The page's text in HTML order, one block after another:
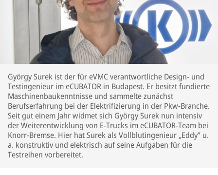
György Surek ist der für eVMC verantwortliche Design- und
Testingenieur im eCUBATOR in Budapest. Er besitzt fundierte
Maschinenbaukenntnisse und sammelte zunächst
Berufserfahrung bei der Elektrifizierung in der Pkw-Branche.
Seit gut einem Jahr widmet sich György Surek nun intensiv
der Weiterentwicklung von E-Trucks im eCUBATOR-Team bei
Knorr-Bremse. Hier hat Surek als Vollblutingenieur „Eddy” u.
a. konstruktiv und elektrisch auf seine Aufgaben für die
Testreihen vorbereitet.